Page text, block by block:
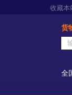
收藏本
货
全